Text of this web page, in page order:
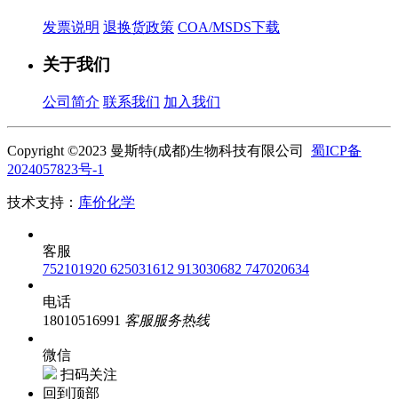
发票说明 退换货政策 COA/MSDS下载
关于我们
公司简介 联系我们 加入我们
Copyright ©2023 曼斯特(成都)生物科技有限公司 蜀ICP备
2024057823号-1
技术支持： 库价化学
客服
752101920 625031612 913030682 747020634
电话
18010516991 客服服务热线
微信
扫码关注
回到顶部